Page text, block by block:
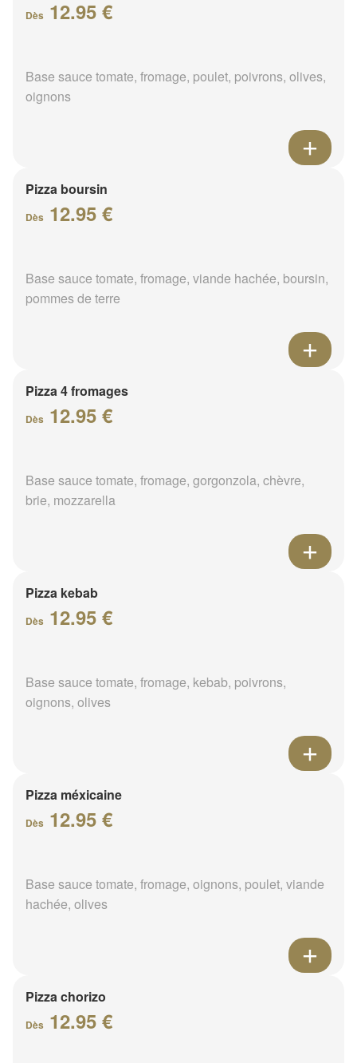
Dès 12.95 €
Base sauce tomate, fromage, poulet, poivrons, olives,
oignons
Pizza boursin
Dès 12.95 €
Base sauce tomate, fromage, viande hachée, boursin,
pommes de terre
Pizza 4 fromages
Dès 12.95 €
Base sauce tomate, fromage, gorgonzola, chèvre,
brie, mozzarella
Pizza kebab
Dès 12.95 €
Base sauce tomate, fromage, kebab, poivrons,
oignons, olives
Pizza méxicaine
Dès 12.95 €
Base sauce tomate, fromage, oignons, poulet, viande
hachée, olives
Pizza chorizo
Dès 12.95 €